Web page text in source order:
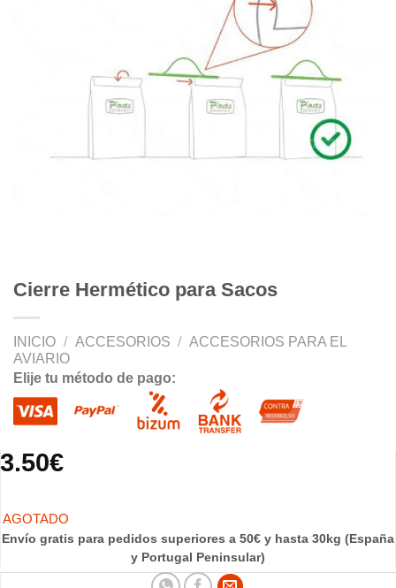
Cierre Hermético para Sacos
INICIO / ACCESORIOS / ACCESORIOS PARA EL
AVIARIO
Elije tu método de pago:
3.50€
Envío gratis para pedidos superiores a 50€ y hasta 30kg (España
y Portugal Peninsular)